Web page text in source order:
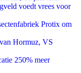
voedt vrees voor
Protix om
Hormuz, VS
250% meer